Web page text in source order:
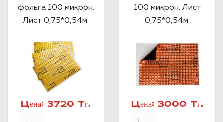
фольга 100 микрон.
Лист 0,75*0,54м.
Цена: 3720 Тг.
100 микрон. Лист
0,75*0,54м.
Цена: 3000 Тг.